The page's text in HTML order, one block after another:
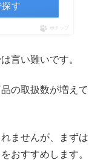
す
ポチップ
言い難いです。
の取扱数が増えて
ませんが、まずは
おすすめします。